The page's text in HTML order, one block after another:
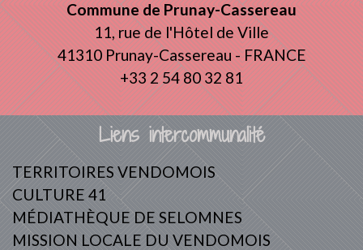
Commune de Prunay-Cassereau
11, rue de l'Hôtel de Ville
41310 Prunay-Cassereau - FRANCE
+33 2 54 80 32 81
Liens intercommunalité
TERRITOIRES VENDOMOIS
CULTURE 41
MÉDIATHÈQUE DE SELOMNES
MISSION LOCALE DU VENDOMOIS